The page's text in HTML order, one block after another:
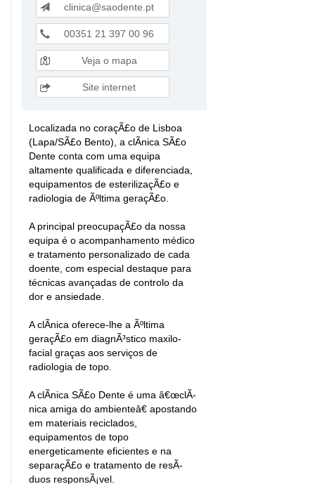
clinica@saodente.pt
00351 21 397 00 96
Veja o mapa
Site internet
Localizada no coraçÃ£o de Lisboa
(Lapa/SÃ£o Bento), a clÃ­nica SÃ£o
Dente conta com uma equipa
altamente qualificada e diferenciada,
equipamentos de esterilizaçÃ£o e
radiologia de Ãºltima geraçÃ£o.
A principal preocupaçÃ£o da nossa
equipa é o acompanhamento médico
e tratamento personalizado de cada
doente, com especial destaque para
técnicas avançadas de controlo da
dor e ansiedade.
A clÃ­nica oferece-lhe a Ãºltima
geraçÃ£o em diagnÃ³stico maxilo-
facial graças aos serviços de
radiologia de topo.
A clÃ­nica SÃ£o Dente é uma â€œclÃ­
nica amiga do ambienteâ€ apostando
em materiais reciclados,
equipamentos de topo
energeticamente eficientes e na
separaçÃ£o e tratamento de resÃ­
duos responsÃ¡vel.